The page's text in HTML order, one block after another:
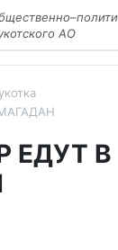
АО
ЕДУТ В